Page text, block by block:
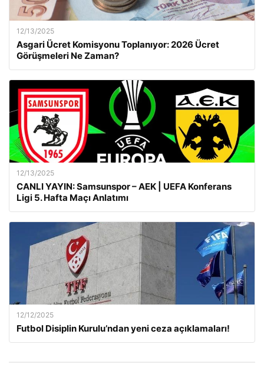
12/13/2025
Asgari Ücret Komisyonu Toplanıyor: 2026 Ücret
Görüşmeleri Ne Zaman?
12/13/2025
CANLI YAYIN: Samsunspor – AEK | UEFA Konferans
Ligi 5. Hafta Maçı Anlatımı
12/12/2025
Futbol Disiplin Kurulu’ndan yeni ceza açıklamaları!